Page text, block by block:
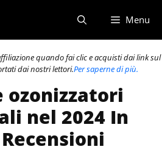
Menu
quando fai clic e acquisti dai link sul
dai nostri lettori.Per saperne di più.
ozonizzatori
nel 2024 In